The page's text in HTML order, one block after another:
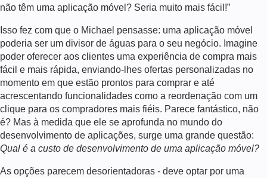
não têm uma aplicação móvel? Seria muito mais fácil!”
Isso fez com que o Michael pensasse: uma aplicação móvel
poderia ser um divisor de águas para o seu negócio. Imagine
poder oferecer aos clientes uma experiência de compra mais
fácil e mais rápida, enviando-lhes ofertas personalizadas no
momento em que estão prontos para comprar e até
acrescentando funcionalidades como a reordenação com um
clique para os compradores mais fiéis. Parece fantástico, não
é? Mas à medida que ele se aprofunda no mundo do
desenvolvimento de aplicações, surge uma grande questão:
Qual é a custo de desenvolvimento de uma aplicação móvel?
As opções parecem desorientadoras - deve optar por uma